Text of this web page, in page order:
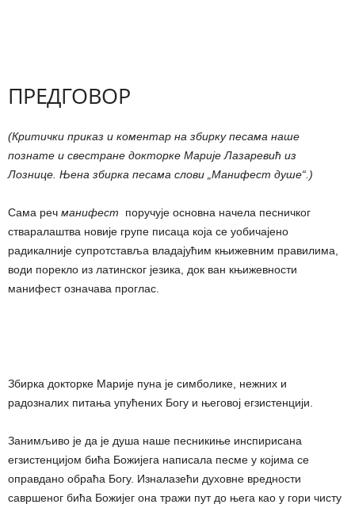
ПРЕДГОВОР
(Критички приказ и коментар на збирку песама наше
познате и свестране докторке Маријe Лазаревић из
Лознице. Њена збирка песама слови „Манифест душе“.)
Сама реч манифест поручује основна начела песничког
стваралаштва новије групе писаца која се уобичајено
радикалније супротставља владајућим књижевним правилима,
води порекло из латинског језика, док ван књижевности
манифест означава проглас.
Збирка докторке Марије пуна је симболике, нежних и
радозналих питања упућених Богу и његовој егзистенцији.
Занимљиво је да је душа наше песникиње инспирисана
егзистенцијом бића Божијега написала песме у којима се
оправдано обраћа Богу. Изналазећи духовне вредности
савршеног бића Божијег она тражи пут до њега као у гори чисту